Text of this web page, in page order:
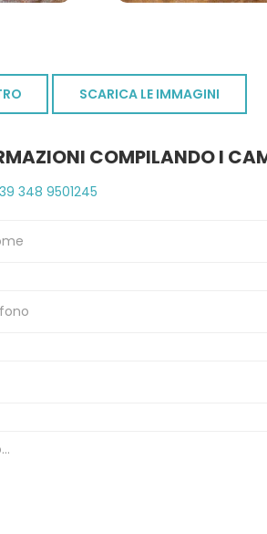
SCARICA LE IMMAGINI
COMPILANDO I
348 9501245